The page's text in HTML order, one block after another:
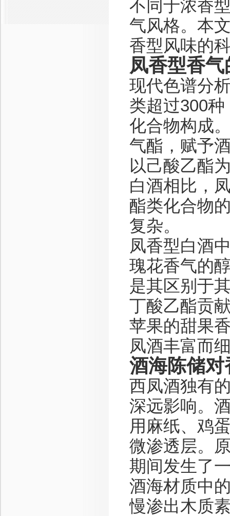
不同于浓香
气风格。本
香型风味的
凤香型香
现代色谱分
类超过300
化合物构成
气酯，赋予
以己酸乙酯
白酒相比，
酯类化合物
复杂。
凤香型白酒
瑰花香气的
是其区别于
丁酸乙酯贡
苹果的甜果
凤酒丰富而
酒海陈储
西凤酒独有
深远影响。
用麻纸、鸡
微渗透层。
期间发生了
酒海材质中
慢渗出木质